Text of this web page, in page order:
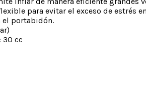
para evitar el exceso de estrés
el portabidón.
30 cc